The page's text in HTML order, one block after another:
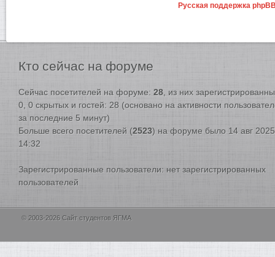
Русская поддержка
Кто сейчас на форуме
Сейчас посетителей на форуме: 28 , из них
0, 0 скрытых и гостей: 28 (основано на активности
за последние 5 минут)
Больше всего посетителей (2523) на форуме было 14 авг
14:32
Зарегистрированные пользователи: нет зарегистрированных
пользователей
© 2003-2026 Сайт студентов ЯГМА